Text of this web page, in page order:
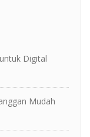
Digital
Mudah